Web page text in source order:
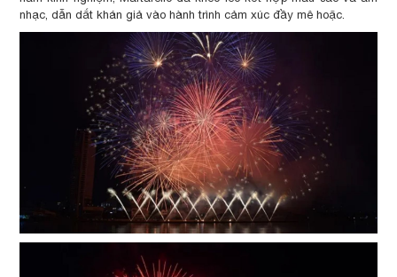
nhạc, dẫn dắt khán giả vào hành trình cảm xúc đầy mê hoặc.